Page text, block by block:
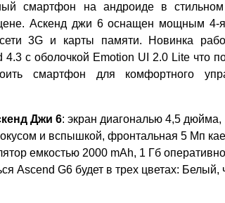
смартфон на андроиде в стильном
цене. Аскенд джи 6 оснащен мощным 4-
3G и карты памяти. Новинка
с оболочкой Emotion UI 2.0 Lite что
смартфон для комфортного
Джи 6: экран диагональю 4,5 дюйма,
и вспышкой, фронтальная 5 Мп
емкостью 2000 mAh, 1 Гб
Ascend G6 будет в трех цветах: Белый,